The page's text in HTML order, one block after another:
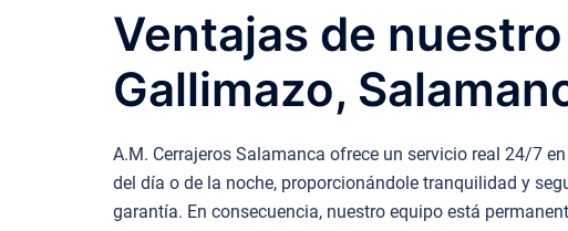
Ventajas de
Gallimazo,
A.M. Cerrajeros Salamanca ofrece un servicio real 24/7
del día o de la noche, proporcionándole tranquilidad y
garantía. En consecuencia, nuestro equipo está